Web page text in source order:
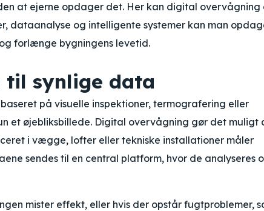
at ejerne opdager det. Her kan digital overvågning
dataanalyse og intelligente systemer kan man
forlænge bygningens levetid.
til synlige data
på visuelle inspektioner, termografering eller
et øjebliksbillede. Digital overvågning gør det muligt
i vægge, lofter eller tekniske installationer måler
sendes til en central platform, hvor de analyseres
mister effekt, eller hvis der opstår fugtproblemer,